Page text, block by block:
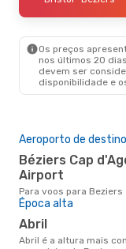
Beziers- Bruxelas
Os preços
nos últimos 20
devem ser
disponibilidade e
Aeroporto de destino
Béziers Cap d'Agde
Airport
Para voos para Beziers
Época alta
abril
abril é a altura mais concorrida